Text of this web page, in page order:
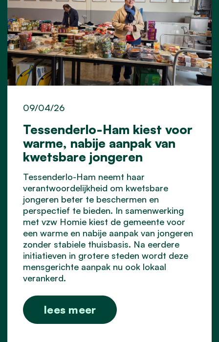
Tessenderlo-Ham kiest voor
warme, nabije aanpak van
kwetsbare jongeren
09/04/26
Tessenderlo-Ham neemt haar
verantwoordelijkheid om kwetsbare
jongeren beter te beschermen en
perspectief te bieden. In samenwerking
met vzw Homie kiest de gemeente voor
een warme en nabije aanpak van jongeren
zonder stabiele thuisbasis. Na eerdere
initiatieven in grotere steden wordt deze
mensgerichte aanpak nu ook lokaal
verankerd.
lees meer